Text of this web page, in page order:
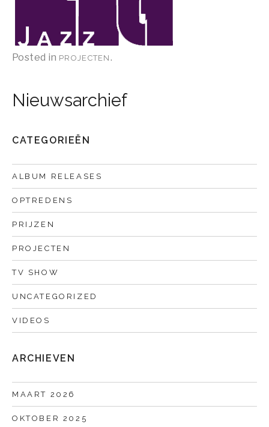
Posted in PROJECTEN .
Nieuwsarchief
CATEGORIEËN
ALBUM RELEASES
OPTREDENS
PRIJZEN
PROJECTEN
TV SHOW
UNCATEGORIZED
VIDEOS
ARCHIEVEN
MAART 2026
OKTOBER 2025